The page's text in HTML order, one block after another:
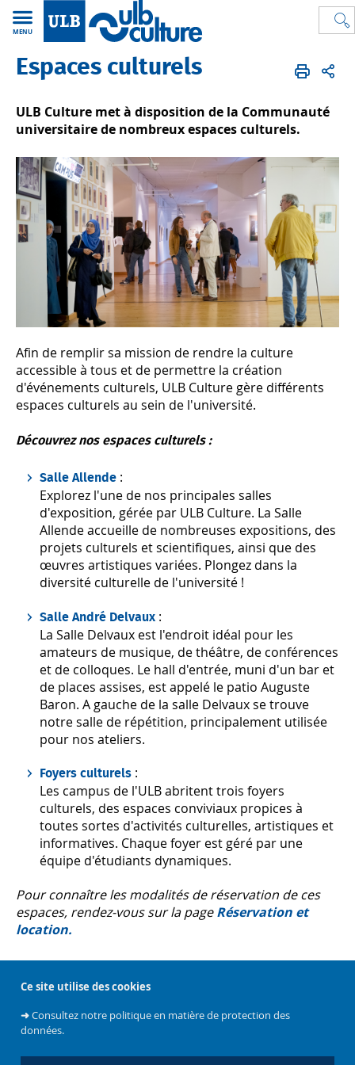
Ce site utilise des cookies
➜Consultez notre politique en matière de protection des
données.
MENU
ULB Culture FR Service Espaces culturels
Espaces culturels
ULB Culture met à disposition de la Communauté
universitaire de nombreux espaces culturels.
Afin de remplir sa mission de rendre la culture
accessible à tous et de permettre la création
d'événements culturels, ULB Culture gère différents
espaces culturels au sein de l'université.
Découvrez nos espaces culturels :
Salle Allende :
Explorez l'une de nos principales salles
d'exposition, gérée par ULB Culture. La Salle
Allende accueille de nombreuses expositions, des
projets culturels et scientifiques, ainsi que des
œuvres artistiques variées. Plongez dans la
diversité culturelle de l'université !
Salle André Delvaux :
La Salle Delvaux est l'endroit idéal pour les
amateurs de musique, de théâtre, de conférences
et de colloques. Le hall d'entrée, muni d'un bar et
de places assises, est appelé le patio Auguste
Baron. A gauche de la salle Delvaux se trouve
notre salle de répétition, principalement utilisée
pour nos ateliers.
Foyers culturels :
Les campus de l'ULB abritent trois foyers
culturels, des espaces conviviaux propices à
toutes sortes d'activités culturelles, artistiques et
informatives. Chaque foyer est géré par une
équipe d'étudiants dynamiques.
Pour connaître les modalités de réservation de ces
espaces, rendez-vous sur la pageRéservation et
location.
Plan du campus